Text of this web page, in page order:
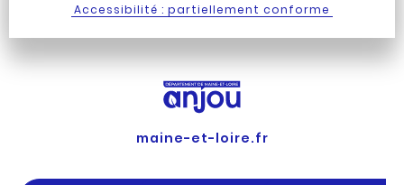
Accessibilité : partiellement conforme
maine-et-loire.fr